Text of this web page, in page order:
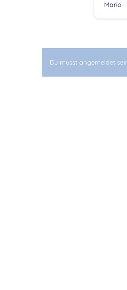
Mario
Du musst angemeldet